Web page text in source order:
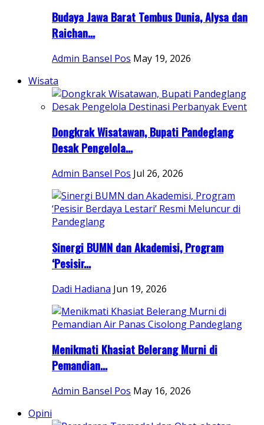
Budaya Jawa Barat Tembus Dunia, Alysa dan
Raichan...
Admin Bansel Pos May 19, 2026
Wisata
Dongkrak Wisatawan, Bupati Pandeglang
Desak Pengelola...
Admin Bansel Pos Jul 26, 2026
Sinergi BUMN dan Akademisi, Program
‘Pesisir...
Dadi Hadiana Jun 19, 2026
Menikmati Khasiat Belerang Murni di
Pemandian...
Admin Bansel Pos May 16, 2026
Opini